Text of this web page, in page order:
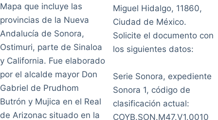
Mapa que incluye las
provincias de la Nueva
Andalucía de Sonora,
Ostimuri, parte de Sinaloa
y California. Fue elaborado
por el alcalde mayor Don
Gabriel de Prudhom
Butrón y Mujica en el Real
de Arizonac situado en la
Miguel Hidalgo, 11860,
Ciudad de México.
Solicite el documento con
los siguientes datos:
Serie Sonora, expediente
Sonora 1, código de
clasificación actual:
COYB.SON.M47.V1.0010